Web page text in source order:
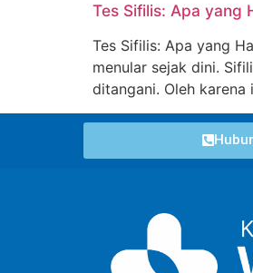
Tes Sifilis: Apa yang
Tes Sifilis: Apa yang
menular sejak dini.
ditangani. Oleh